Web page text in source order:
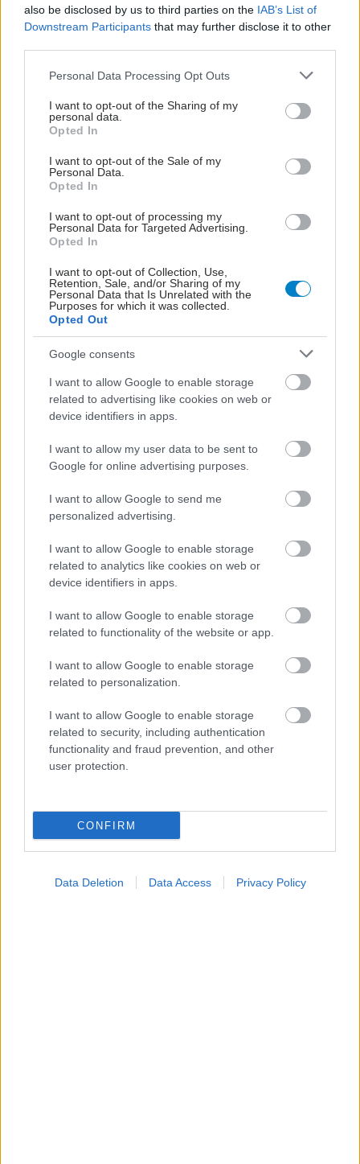
also be disclosed by us to third parties on the IAB’s List of
Downstream Participants that may further disclose it to other
Please note that this website/app uses one or more Google
not limited to your visit or usage behaviour. You may click to
grant or deny consent to Google and its third-party tags to
use your data for below specified purposes in below Google
consent section.
Personal Data Processing Opt Outs
I want to opt-out of the Sharing of my
personal data.
Opted In
I want to opt-out of the Sale of my
Personal Data.
Opted In
I want to opt-out of processing my
Personal Data for Targeted Advertising.
Opted In
I want to opt-out of Collection, Use,
Retention, Sale, and/or Sharing of my
Personal Data that Is Unrelated with the
Purposes for which it was collected.
Opted Out
Google consents
I want to allow Google to enable storage
related to advertising like cookies on web or
device identifiers in apps.
I want to allow my user data to be sent to
Google for online advertising purposes.
I want to allow Google to send me
personalized advertising.
I want to allow Google to enable storage
related to analytics like cookies on web or
device identifiers in apps.
I want to allow Google to enable storage
related to functionality of the website or app.
I want to allow Google to enable storage
related to personalization.
I want to allow Google to enable storage
related to security, including authentication
functionality and fraud prevention, and other
user protection.
CONFIRM
Data Deletion Data Access Privacy Policy
Loading...
Προσθήκη Σχολίου
ΣΗΜΕΡΑ ΣΤΟ IATRONET.GR
Φυτικές ίνες και οι μορφές τους